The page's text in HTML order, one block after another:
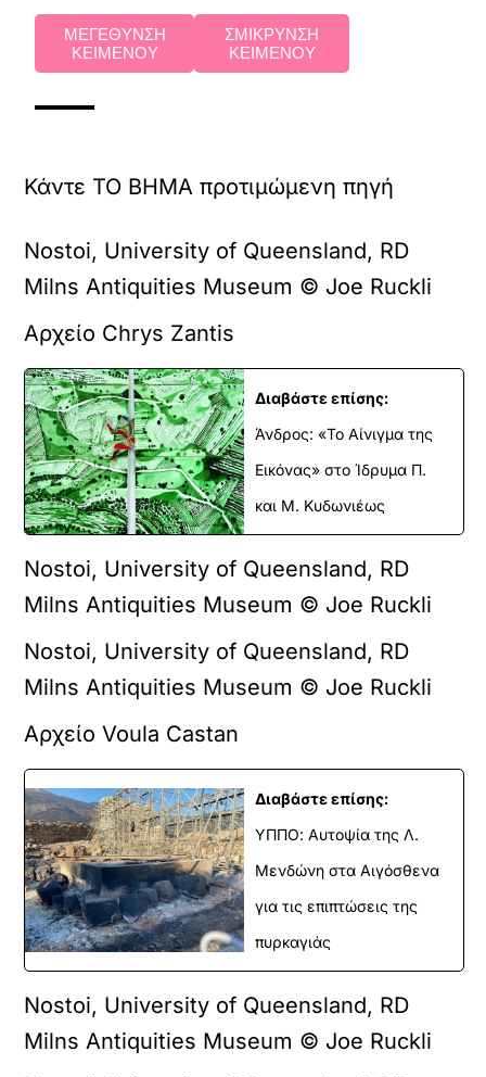
ΜΕΓΕΘΥΝΣΗ
ΚΕΙΜΕΝΟΥ
ΣΜΙΚΡΥΝΣΗ
ΚΕΙΜΕΝΟΥ
Κάντε TO BHMA προτιμώμενη πηγή
Nostoi, University of Queensland, RD
Milns Antiquities Museum © Joe Ruckli
Αρχείο Chrys Zantis
Διαβάστε επίσης:
Άνδρος: «Το Αίνιγμα της
Εικόνας» στο Ίδρυμα Π.
και Μ. Κυδωνιέως
Nostoi, University of Queensland, RD
Milns Antiquities Museum © Joe Ruckli
Nostoi, University of Queensland, RD
Milns Antiquities Museum © Joe Ruckli
Αρχείο Voula Castan
Διαβάστε επίσης:
ΥΠΠΟ: Αυτοψία της Λ.
Μενδώνη στα Αιγόσθενα
για τις επιπτώσεις της
πυρκαγιάς
Nostoi, University of Queensland, RD
Milns Antiquities Museum © Joe Ruckli